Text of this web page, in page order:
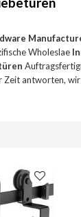
Wholeslae
Zeit antworten,